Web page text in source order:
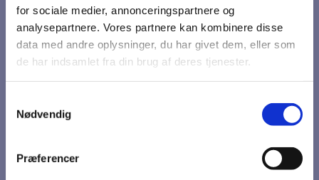
for sociale medier, annonceringspartnere og
analysepartnere. Vores partnere kan kombinere disse
data med andre oplysninger, du har givet dem, eller som
de har indsamlet fra din brug af deres tjenester.
Nødvendig
Præferencer
Du vil måske også kunne
lide...